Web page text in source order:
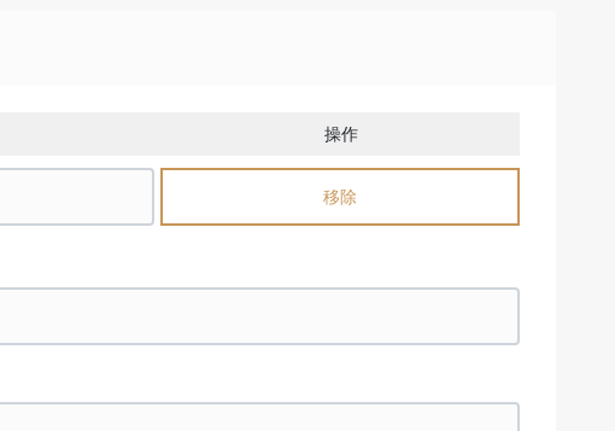
操作
移除
移除